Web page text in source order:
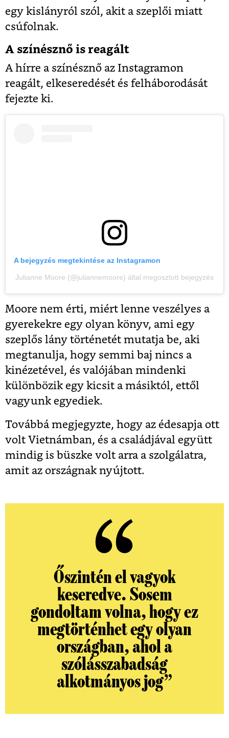
egy kislányról szól, akit a szeplői miatt
csúfolnak.
A színésznő is reagált
A hírre a színésznő az Instagramon
reagált, elkeseredését és felháborodását
fejezte ki.
A bejegyzés megtekintése az Instagramon
Julianne Moore (@juliannemoore) által megosztott bejegyzés
Moore nem érti, miért lenne veszélyes a
gyerekekre egy olyan könyv, ami egy
szeplős lány történetét mutatja be, aki
megtanulja, hogy semmi baj nincs a
kinézetével, és valójában mindenki
különbözik egy kicsit a másiktól, ettől
vagyunk egyediek.
Továbbá megjegyzte, hogy az édesapja ott
volt Vietnámban, és a családjával együtt
mindig is büszke volt arra a szolgálatra,
amit az országnak nyújtott.
Őszintén el vagyok
keseredve. Sosem
gondoltam volna, hogy ez
megtörténhet egy olyan
országban, ahol a
szólásszabadság
alkotmányos jog”